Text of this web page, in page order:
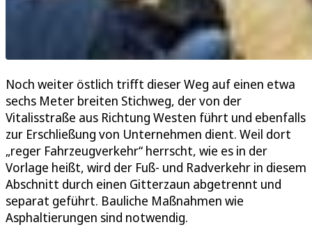
Noch weiter östlich trifft dieser Weg auf einen etwa
sechs Meter breiten Stichweg, der von der
Vitalisstraße aus Richtung Westen führt und ebenfalls
zur Erschließung von Unternehmen dient. Weil dort
„reger Fahrzeugverkehr“ herrscht, wie es in der
Vorlage heißt, wird der Fuß- und Radverkehr in diesem
Abschnitt durch einen Gitterzaun abgetrennt und
separat geführt. Bauliche Maßnahmen wie
Asphaltierungen sind notwendig.